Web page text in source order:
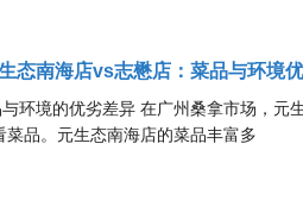
态南海店vs志懋店：菜品与环境
环境的优劣差异 在广州桑拿市场，元
菜品。元生态南海店的菜品丰富多